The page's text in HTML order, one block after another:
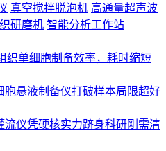
真空搅拌脱泡机 高通量超声波
研磨机 智能分析工作站
织单细胞制备效率，耗时缩短
悬液制备仪打破样本局限超好
仪凭硬核实力跻身科研刚需清